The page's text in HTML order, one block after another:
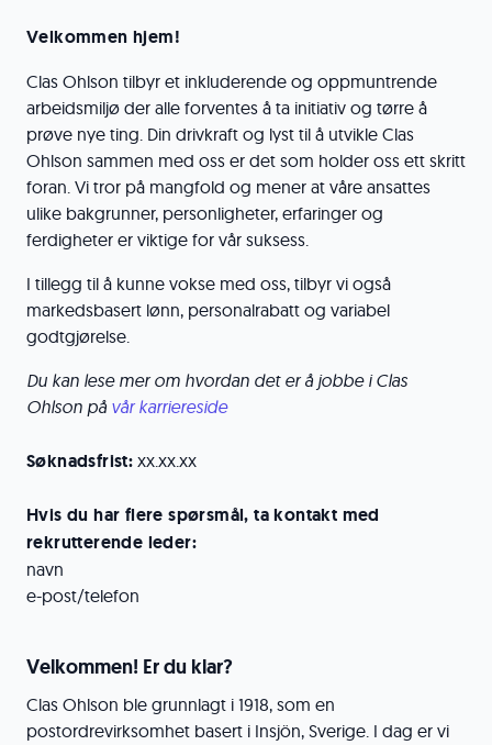
Velkommen hjem!
Clas Ohlson tilbyr et inkluderende og oppmuntrende
arbeidsmiljø der alle forventes å ta initiativ og tørre å
prøve nye ting. Din drivkraft og lyst til å utvikle Clas
Ohlson sammen med oss er det som holder oss ett skritt
foran. Vi tror på mangfold og mener at våre ansattes
ulike bakgrunner, personligheter, erfaringer og
ferdigheter er viktige for vår suksess.
I tillegg til å kunne vokse med oss, tilbyr vi også
markedsbasert lønn, personalrabatt og variabel
godtgjørelse.
Du kan lese mer om hvordan det er å jobbe i Clas
Ohlson på vår karriereside
Søknadsfrist: xx.xx.xx
Hvis du har flere spørsmål, ta kontakt med
rekrutterende leder:
navn
e-post/telefon
Velkommen! Er du klar?
Clas Ohlson ble grunnlagt i 1918, som en
postordrevirksomhet basert i Insjön, Sverige. I dag er vi